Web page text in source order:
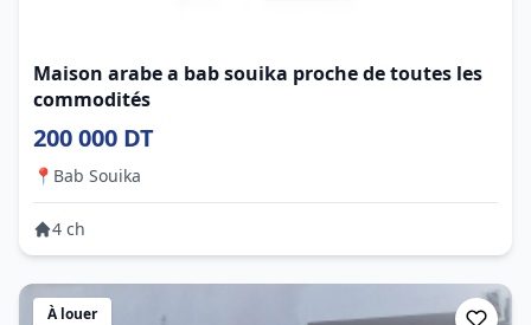
Maison arabe a bab souika proche de toutes les
commodités
200 000 DT
📍 Bab Souika
4 ch
À louer